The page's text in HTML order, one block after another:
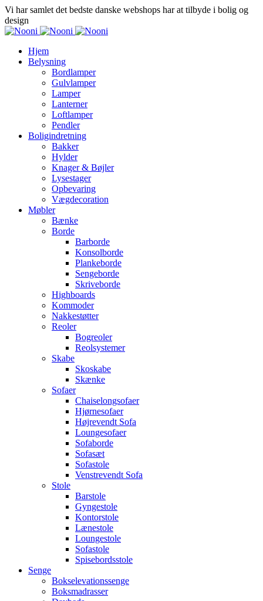
Vi har samlet det bedste danske webshops har at tilbyde i bolig og
design
Hjem
Belysning
Bordlamper
Gulvlamper
Lamper
Lanterner
Loftlamper
Pendler
Boligindretning
Bakker
Hylder
Knager & Bøjler
Lysestager
Opbevaring
Vægdecoration
Møbler
Bænke
Borde
Barborde
Konsolborde
Plankeborde
Sengeborde
Skriveborde
Highboards
Kommoder
Nakkestøtter
Reoler
Bogreoler
Reolsystemer
Skabe
Skoskabe
Skænke
Sofaer
Chaiselongsofaer
Hjørnesofaer
Højrevendt Sofa
Loungesofaer
Sofaborde
Sofasæt
Sofastole
Venstrevendt Sofa
Stole
Barstole
Gyngestole
Kontorstole
Lænestole
Loungestole
Sofastole
Spisebordsstole
Senge
Bokselevationssenge
Boksmadrasser